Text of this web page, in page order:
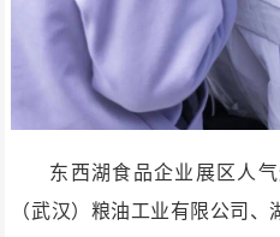
东西湖食品企业展区人
（武汉）粮油工业有限公司